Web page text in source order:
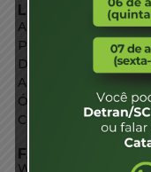
LINKS EXTERNOS
Agência de Notícias
Portal de Serviços
Diário Oficial
Acesso à Informação
Órgãos do Governo
Conheça SC
FALE CONOSCO
WhatsApp: